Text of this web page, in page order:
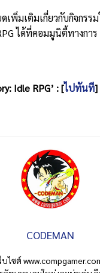
เพิ่มเติมเกี่ยวกับกิจกร
ได้ที่คอมมูนิตี้ทางการ
Idle RPG’ : [ไปทันที]
CODEMAN
ไซต์